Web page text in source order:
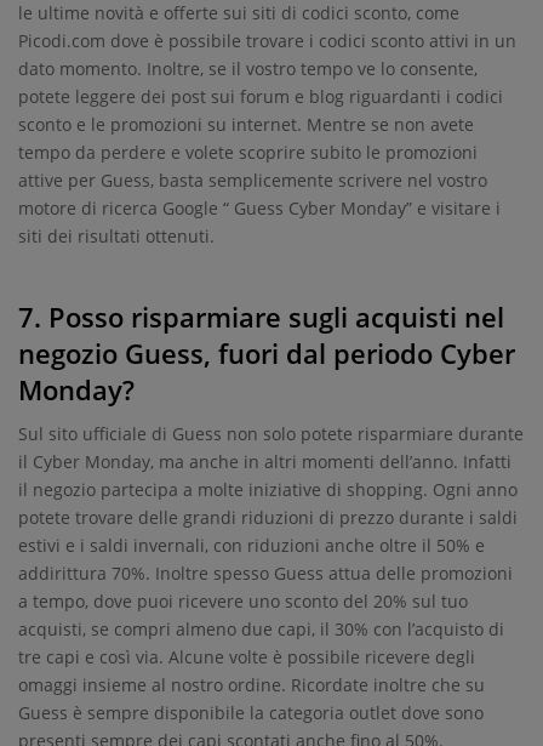
le ultime novità e offerte sui siti di codici sconto, come
Picodi.com dove è possibile trovare i codici sconto attivi in un
dato momento. Inoltre, se il vostro tempo ve lo consente,
potete leggere dei post sui forum e blog riguardanti i codici
sconto e le promozioni su internet. Mentre se non avete
tempo da perdere e volete scoprire subito le promozioni
attive per Guess, basta semplicemente scrivere nel vostro
motore di ricerca Google “ Guess Cyber Monday” e visitare i
siti dei risultati ottenuti.
7. Posso risparmiare sugli acquisti nel
negozio Guess, fuori dal periodo Cyber
Monday?
Sul sito ufficiale di Guess non solo potete risparmiare durante
il Cyber Monday, ma anche in altri momenti dell’anno. Infatti
il negozio partecipa a molte iniziative di shopping. Ogni anno
potete trovare delle grandi riduzioni di prezzo durante i saldi
estivi e i saldi invernali, con riduzioni anche oltre il 50% e
addirittura 70%. Inoltre spesso Guess attua delle promozioni
a tempo, dove puoi ricevere uno sconto del 20% sul tuo
acquisti, se compri almeno due capi, il 30% con l’acquisto di
tre capi e così via. Alcune volte è possibile ricevere degli
omaggi insieme al nostro ordine. Ricordate inoltre che su
Guess è sempre disponibile la categoria outlet dove sono
presenti sempre dei capi scontati anche fino al 50%.